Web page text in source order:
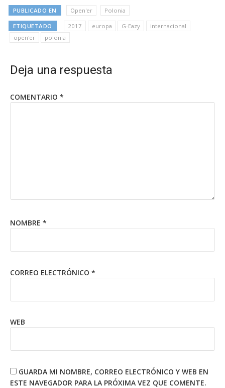
PUBLICADO EN Open'er Polonia
ETIQUETADO 2017 europa G-Eazy
internacional
open'er
polonia
Deja una respuesta
COMENTARIO *
NOMBRE *
CORREO ELECTRÓNICO *
WEB
GUARDA MI NOMBRE, CORREO ELECTRÓNICO Y WEB EN
ESTE NAVEGADOR PARA LA PRÓXIMA VEZ QUE COMENTE.